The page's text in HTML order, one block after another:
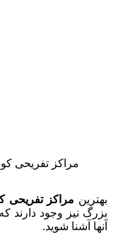
مراکز تفریحی
بهترین مراکز تفریحی
بزرگ نیز وجود دارند
آنها آشنا شوید.